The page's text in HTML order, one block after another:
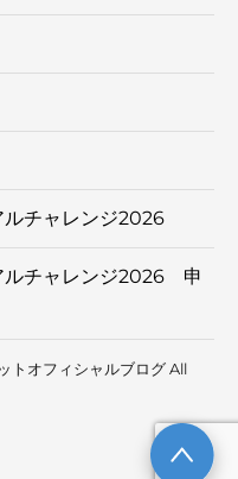
チャレンジ2026
チャレンジ2026 申
トオフィシャルブログ All